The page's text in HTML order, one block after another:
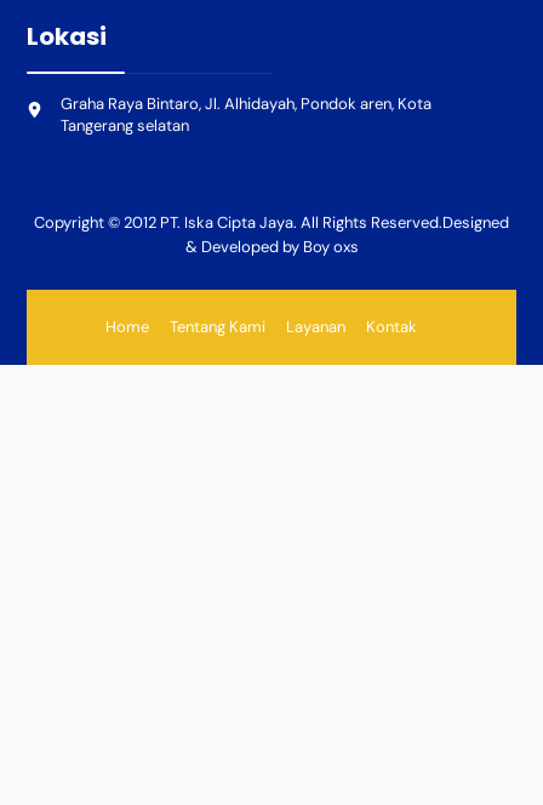
Lokasi
Graha Raya Bintaro, Jl. Alhidayah, Pondok aren, Kota
Tangerang selatan
Home Tentang Kami Layanan Kontak
Copyright © 2012 PT. Iska Cipta Jaya. All Rights Reserved.Designed
& Developed by Boy oxs